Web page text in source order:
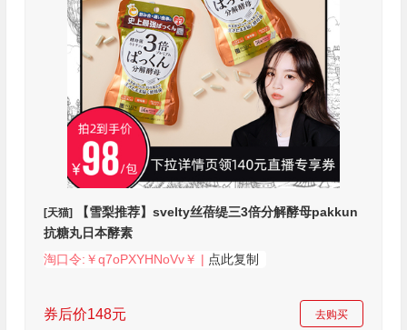
[天猫]【雪梨推荐】svelty丝蓓缇三3倍分解酵母pakkun
抗糖丸日本酵素
淘口令:￥q7oPXYHNoVv￥ | 点此复制
券后价148元 去购买